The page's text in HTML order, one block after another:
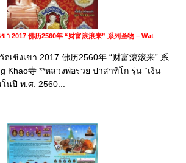
า 2017 佛历2560年 “财富滚滚来” 系列圣物 – Wat
เชิงเขา 2017 佛历2560年 “财富滚滚来” 系
Khao寺 **หลวงพ่อรวย ปาสาทิโก รุ่น “เงิน
นปี พ.ศ. 2560...